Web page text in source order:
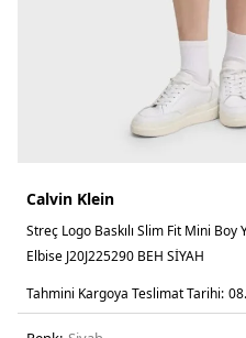
Calvin Klein
Streç Logo Baskılı Slim Fit Mini Boy
Elbise J20J225290 BEH SİYAH
Tahmini Kargoya Teslimat Tarihi: